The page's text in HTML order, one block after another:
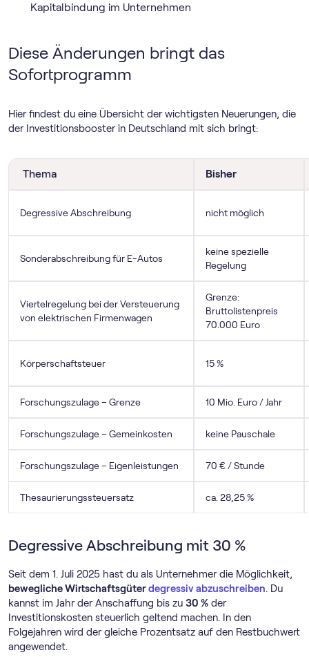
Kapitalbindung im Unternehmen
Diese Änderungen bringt das
Sofortprogramm
Hier findest du eine Übersicht der wichtigsten Neuerungen, die
der Investitionsbooster in Deutschland mit sich bringt:
Thema Bisher
Degressive Abschreibung nicht möglich
Sonderabschreibung für E-Autos
keine spezielle
Regelung
Viertelregelung bei der Versteuerung
von elektrischen Firmenwagen
Grenze:
Bruttolistenpreis
70.000 Euro
Körperschaftsteuer 15 %
Forschungszulage – Grenze 10 Mio. Euro / Jahr
Forschungszulage – Gemeinkosten keine Pauschale
Forschungszulage – Eigenleistungen 70 € / Stunde
Thesaurierungssteuersatz ca. 28,25 %
Degressive Abschreibung mit 30 %
Seit dem 1. Juli 2025 hast du als Unternehmer die Möglichkeit,
bewegliche Wirtschaftsgüterdegressiv abzuschreiben. Du
kannst im Jahr der Anschaffung bis zu 30 % der
Investitionskosten steuerlich geltend machen. In den
Folgejahren wird der gleiche Prozentsatz auf den Restbuchwert
angewendet.